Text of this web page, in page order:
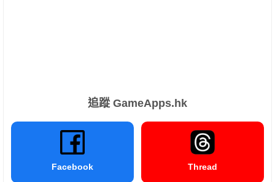
追蹤 GameApps.hk
Facebook Thread